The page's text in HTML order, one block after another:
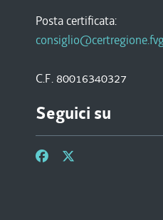
Posta certificata:
C.F. 80016340327
Seguici su